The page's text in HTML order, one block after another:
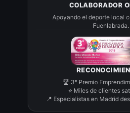
COLABORADOR
Apoyando el deporte local
Fuenlabrada.
🏆 3º Premio
⭐ Miles de clientes
📍 Especialistas en Madrid